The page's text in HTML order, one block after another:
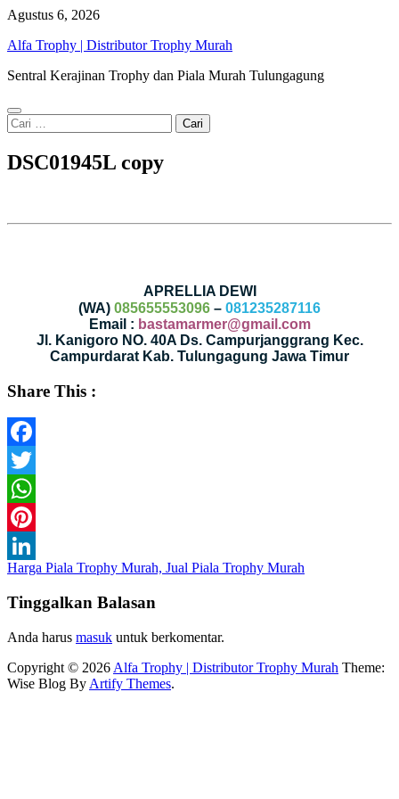
Skip
content
Agustus 6, 2026
Alfa Trophy | Distributor Trophy Murah
Sentral Kerajinan Trophy dan Piala Murah Tulungagung
Cari
untuk:
DSC01945L copy
APRELLIA DEWI
(WA) 085655553096 – 081235287116
Email : bastamarmer@gmail.com
Jl. Kanigoro NO. 40A Ds. Campurjanggrang Kec.
Campurdarat Kab. Tulungagung Jawa Timur
Share This :
Facebook
Twitter
WhatsApp
Pinterest
LinkedIn
Navigasi
pos
Harga Piala Trophy Murah, Jual Piala Trophy Murah
Tinggalkan Balasan
Anda harus masuk untuk berkomentar.
Copyright © 2026 Alfa Trophy | Distributor Trophy Murah Theme:
Wise Blog By Artify Themes.